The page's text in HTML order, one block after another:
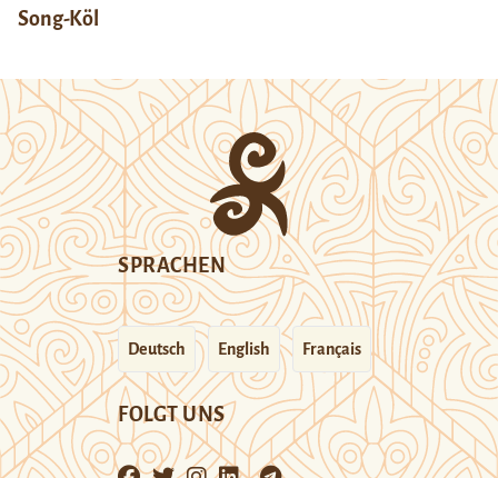
Song-Köl
SPRACHEN
Deutsch English Français
FOLGT UNS